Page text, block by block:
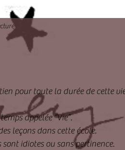
pour toute la durée de cette
appelée “Vie”.
leçons dans cette école.
sont idiotes ou sans pertinence.